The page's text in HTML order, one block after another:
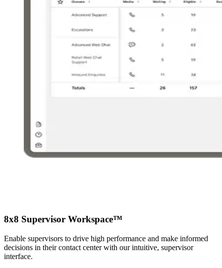
8x8 Supervisor Workspace™
Enable supervisors to drive high performance and make informed
decisions in their contact center with our intuitive, supervisor
interface.